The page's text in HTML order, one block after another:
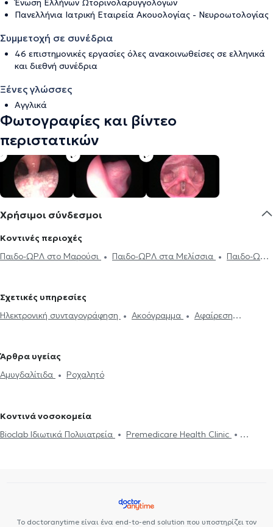
Ένωση Ελλήνων Ωτορινολαρυγγολόγων
Πανελλήνια Ιατρική Εταιρεία Ακουολογίας - Νευροωτολογίας
Συμμετοχή σε συνέδρια
46 επιστημονικές εργασίες όλες ανακοινωθείσες σε ελληνικά
και διεθνή συνέδρια
Ξένες γλώσσες
Αγγλικά
Φωτογραφίες και βίντεο
περιστατικών
Χρήσιμοι σύνδεσμοι
Κοντινές περιοχές
Παιδο-ΩΡΛ στο Μαρούσι
Παιδο-ΩΡΛ στα Μελίσσια
Παιδο-ΩΡΛ
Γέρακα
Παιδο-ΩΡΛ στην Πλατεία Μαβίλη
Πετρούπολη
Παιδο-ΩΡΛ στο Περιστέρι
Παιδο-ΩΡΛ στο
Παιδο-ΩΡΛ στην Παιανία
Σχετικές υπηρεσίες
Ηλεκτρονική συνταγογράφηση
Ακοόγραμμα
Αφαίρεση
μύτη
Ωτοσκλήρυνση
Άρθρα υγείας
Αμυγδαλίτιδα
Ροχαλητό
Κοντινά νοσοκομεία
Bioclab Ιδιωτικά Πολυιατρεία
Premedicare Health Clinic
Το doctoranytime είναι ένα end-to-end solution που υποστηρίζει τον